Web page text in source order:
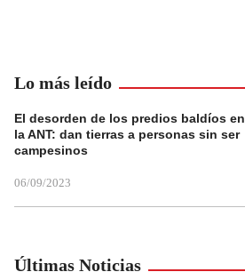
Lo más leído
El desorden de los predios baldíos en
la ANT: dan tierras a personas sin ser
campesinos
06/09/2023
Últimas Noticias